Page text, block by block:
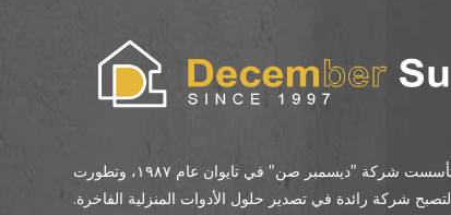
تأسست شركة "ديسمبر صن" في تايوان عام ١٩٨٧، وتطورت
لتصبح شركة رائدة في تصدير حلول الأدوات المنزلية الفاخرة.